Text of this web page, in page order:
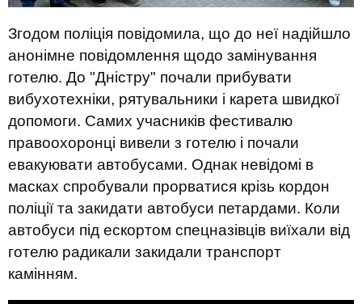
Згодом поліція повідомила, що до неї надійшло
анонімне повідомлення щодо замінування
готелю. До "Дністру" почали прибувати
вибухотехніки, рятувальники і карета швидкої
допомоги. Самих учасників фестивалю
правоохоронці вивели з готелю і почали
евакуювати автобусами. Однак невідомі в
масках спробували прорватися крізь кордон
поліції та закидати автобуси петардами. Коли
автобуси під ескортом спецназівців виїхали від
готелю радикали закидали транспорт
камінням.